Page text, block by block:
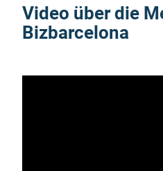
Video über die
Bizbarcelona